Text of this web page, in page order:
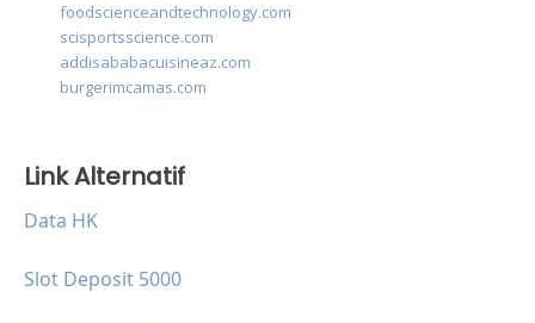
foodscienceandtechnology.com
scisportsscience.com
addisababacuisineaz.com
burgerimcamas.com
Link Alternatif
Data HK
Slot Deposit 5000